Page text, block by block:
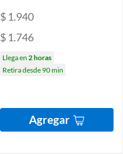
$ 1.940
$ 1.746
Llega en 2 horas
Retira desde 90 min
Agregar